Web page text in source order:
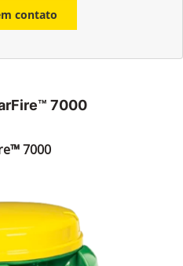
contato
7000
7000